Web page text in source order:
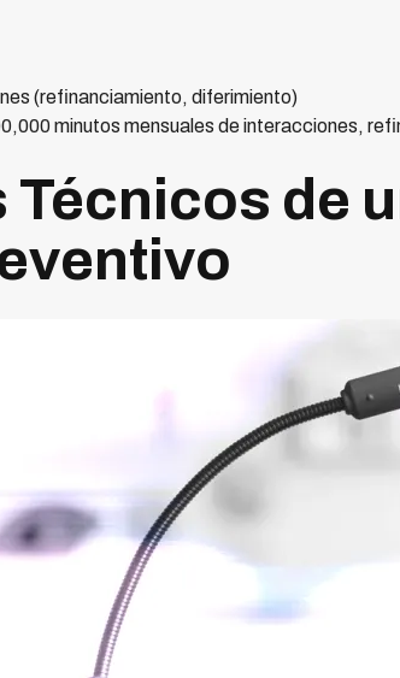
(refinanciamiento, diferimiento)
minutos mensuales de interacciones,
de